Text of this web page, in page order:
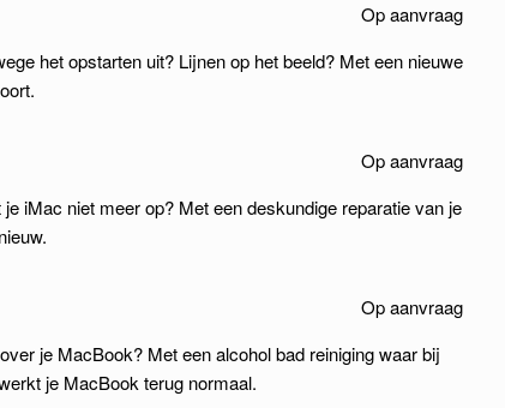
Op aanvraag
het opstarten uit? Lijnen op het beeld? Met een nieuwe
Op aanvraag
iMac niet meer op? Met een deskundige reparatie van je
Op aanvraag
je MacBook? Met een alcohol bad reiniging waar bij
je MacBook terug normaal.